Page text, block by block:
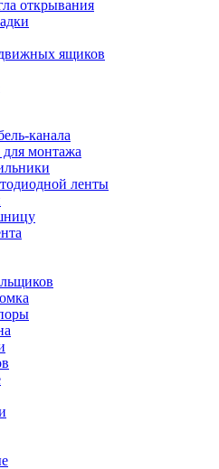
открывания
ящиков
канала
монтажа
ленты